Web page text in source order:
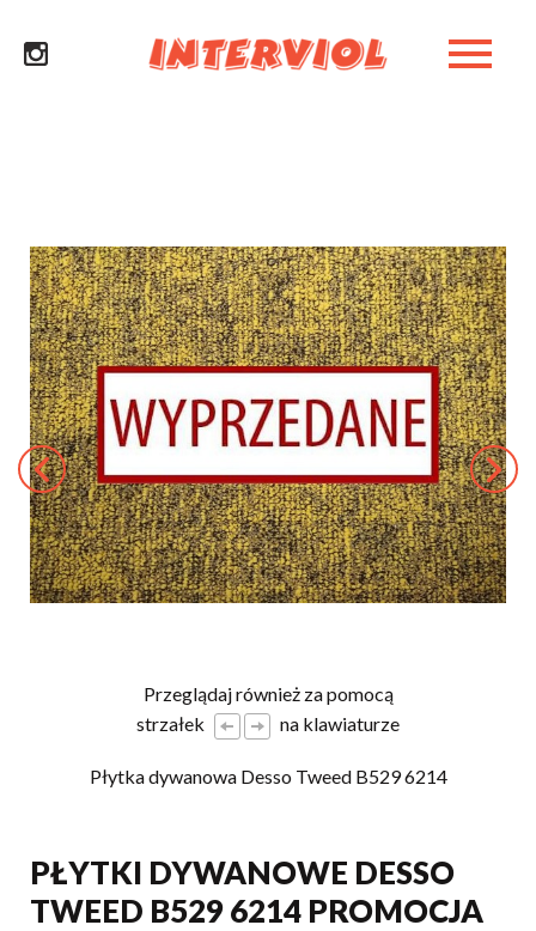
Przeglądaj również za pomocą
strzałek
na klawiaturze
Płytka dywanowa Desso Tweed B529 6214
PŁYTKI DYWANOWE DESSO
TWEED B529 6214 PROMOCJA